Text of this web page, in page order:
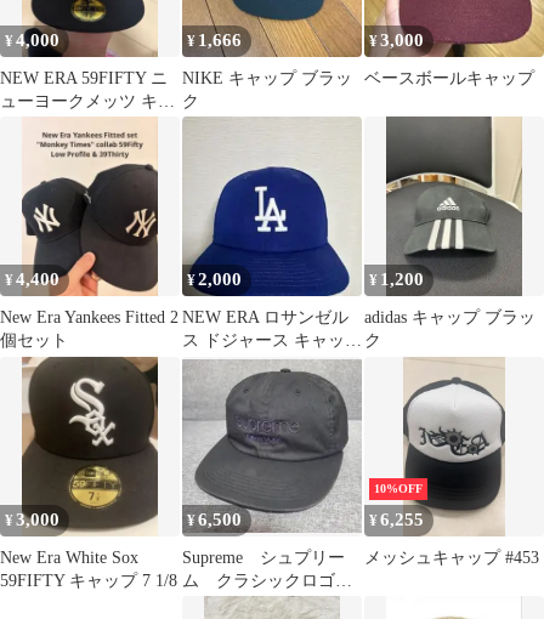
¥4,000
NEW ERA 59FIFTY ニ
ューヨークメッツ キャ
¥ 1,666
NIKE キャップ ブラッ
ク
¥3,000
ベースボールキャップ
¥4,400
New Era Yankees Fitted 2
個セット
¥2,000
NEW ERA ロサンゼル
ス ドジャース キャップ
2022 ポストシーズン
¥ 1,200
adidas キャップ ブラッ
ク
¥3,000
New Era White Sox
59FIFTY キャップ 7 1/8
¥6,500
Supreme シュプリー
ム クラシックロゴキ
ャップ
10%OFF
¥6,255
メッシュキャップ #453